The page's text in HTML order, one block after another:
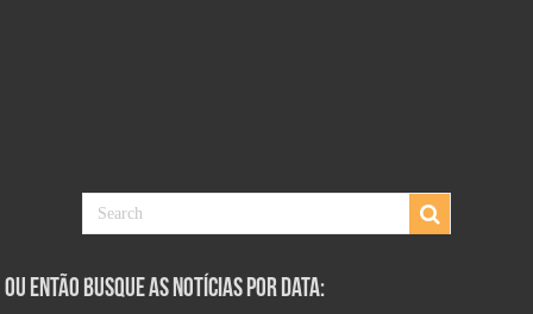
Ou Então Busque as Notícias Por Data: